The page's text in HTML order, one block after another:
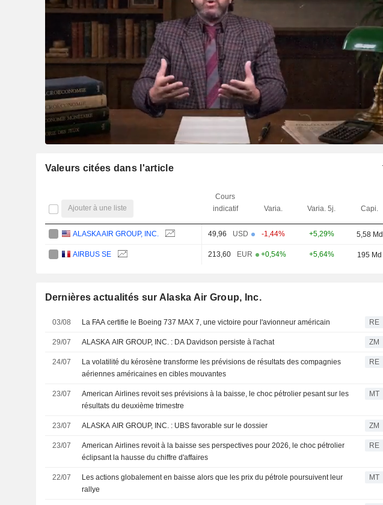
Valeurs citées dans l'article
Ajouter à une liste
Cours
indicatif
Varia. Varia. 5j. Capi.
ALASKA AIR GROUP, INC. 49,96 USD -1,44% +5,29% 5,58 Md
AIRBUS SE 213,60 EUR +0,54% +5,64% 195 Md
Dernières actualités sur Alaska Air Group, Inc.
03/08 La FAA certifie le Boeing 737 MAX 7, une victoire pour l'avionneur américain RE
29/07 ALASKA AIR GROUP, INC. : DA Davidson persiste à l'achat ZM
24/07
La volatilité du kérosène transforme les prévisions de résultats des compagnies
aériennes américaines en cibles mouvantes
RE
23/07
American Airlines revoit ses prévisions à la baisse, le choc pétrolier pesant sur les
résultats du deuxième trimestre
MT
23/07 ALASKA AIR GROUP, INC. : UBS favorable sur le dossier ZM
23/07
American Airlines revoit à la baisse ses perspectives pour 2026, le choc pétrolier
éclipsant la hausse du chiffre d'affaires
RE
22/07
Les actions globalement en baisse alors que les prix du pétrole poursuivent leur
rallye
MT